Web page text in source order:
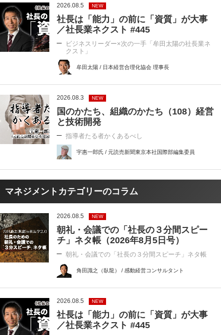
2026.08.5 NEW
社長は「能力」の前に「資質」が大事
／社長業ネクスト #445
ビジネスリーダー×次の一手「牟田太陽の社長業ネ
クスト」
牟田太陽 / 日本経営合理化協会 理事長
2026.08.3 NEW
国のかたち、組織のかたち（108）経営
と技術開発
指導者たる者かくあるべし
宇惠一郎氏 / 元読売新聞東京本社国際部編集委員
マネジメントカテゴリーのコラム
2026.08.5 NEW
朝礼・会議での「社長の３分間スピー
チ」ネタ帳（2026年8月5日号）
朝礼・会議での「社長の３分間スピーチ」ネタ帳
角田識之（臥龍） / 感動経営コンサルタント
2026.08.5 NEW
社長は「能力」の前に「資質」が大事
／社長業ネクスト #445